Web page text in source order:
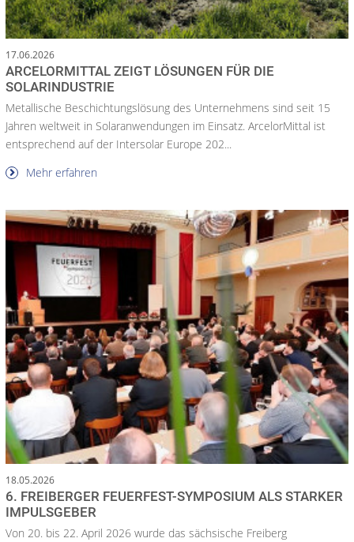
17.06.2026
ARCELORMITTAL ZEIGT LÖSUNGEN FÜR DIE
SOLARINDUSTRIE
Metallische Beschichtungslösung des Unternehmens sind seit 15
Jahren weltweit in Solaranwendungen im Einsatz. ArcelorMittal ist
entsprechend auf der Intersolar Europe 202...
Mehr erfahren
18.05.2026
6. FREIBERGER FEUERFEST-SYMPOSIUM ALS STARKER
IMPULSGEBER
Von 20. bis 22. April 2026 wurde das sächsische Freiberg